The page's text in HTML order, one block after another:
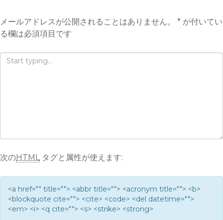
メールアドレスが公開されることはありません。 * が付いてい
る欄は必須項目です
次のHTMLタグと属性が使えます:
<a href="" title=""> <abbr title=""> <acronym title=""> <b>
<blockquote cite=""> <cite> <code> <del datetime="">
<em> <i> <q cite=""> <s> <strike> <strong>